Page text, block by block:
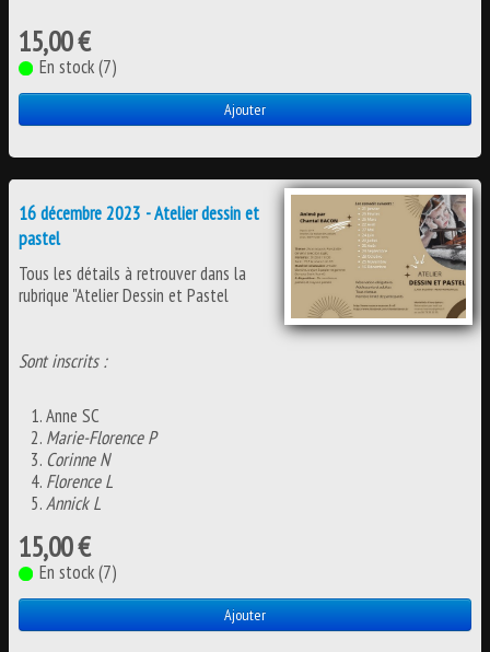
15,00 €
En stock (7)
Ajouter
16 décembre 2023 - Atelier dessin et
pastel
Tous les détails à retrouver dans la
rubrique "Atelier Dessin et Pastel
Sont inscrits :
Anne SC
Marie-Florence P
Corinne N
Florence L
Annick L
15,00 €
En stock (7)
Ajouter